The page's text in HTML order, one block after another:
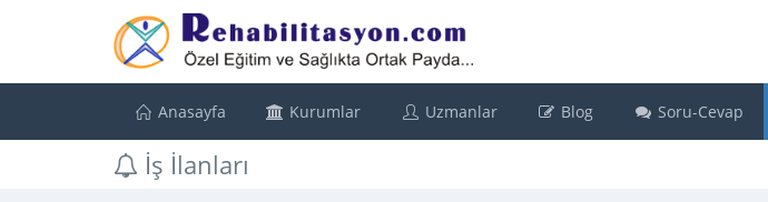
Anasayfa Kurumlar Uzmanlar Blog Soru-Cevap
İş İlanları